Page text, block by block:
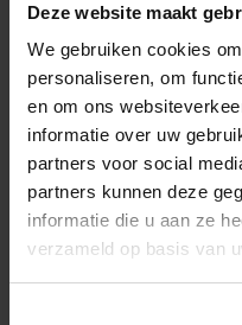
Deze website maakt
We gebruiken cookies
personaliseren, om
en om ons
informatie over uw
partners voor social
partners kunnen deze
informatie die u aan ze
verzameld op basis van
Reviews
5/
Gepost door:M. Rop 27 Mei 2026
Geweldig en erg blij mee